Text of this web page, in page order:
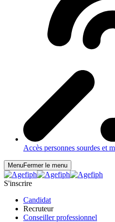
Accès personnes sourdes et
MenuFermer le menu
S'inscrire
Candidat
Recruteur
Conseiller professionnel